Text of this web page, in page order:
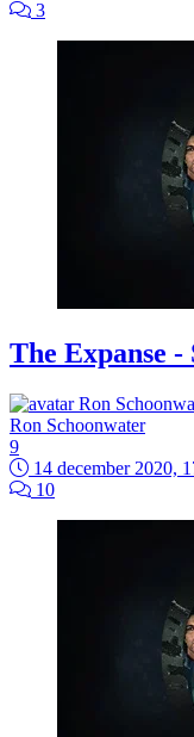
3
The Expanse -
Ron Schoonwater
9
14 december 2020,
10